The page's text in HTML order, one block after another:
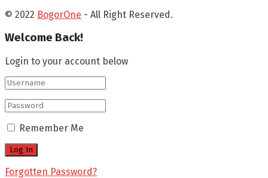
© 2022 BogorOne - All Right Reserved.
Welcome Back!
Login to your account below
Remember Me
Forgotten Password?